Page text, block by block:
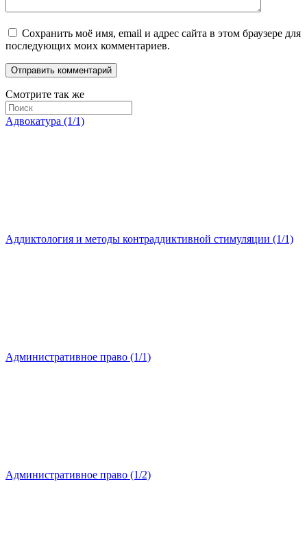
Сохранить моё имя, email и адрес сайта в этом браузере для
последующих моих комментариев.
Смотрите так же
Адвокатура (1/1)
Аддиктология и методы контраддиктивной стимуляции (1/1)
Административное право (1/1)
Административное право (1/2)